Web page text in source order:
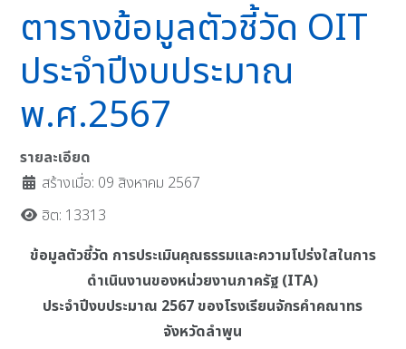
ตารางข้อมูลตัวชี้วัด OIT
ประจำปีงบประมาณ
พ.ศ.2567
รายละเอียด
สร้างเมื่อ: 09 สิงหาคม 2567
ฮิต: 13313
ข้อมูลตัวชี้วัด การประเมินคุณธรรมและความโปร่งใสในการ
ดำเนินงานของหน่วยงานภาครัฐ (ITA)
ประจำปีงบประมาณ 2567 ของโรงเรียนจักรคำคณาทร
จังหวัดลำพูน